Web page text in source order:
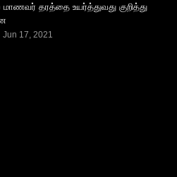
மாணவர் தரத்தை உயர்த்துவது குறித்து
Jun 17, 2021